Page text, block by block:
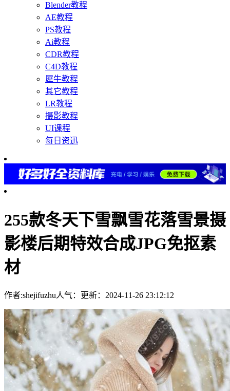
Blender教程
AE教程
PS教程
Ai教程
CDR教程
C4D教程
犀牛教程
其它教程
LR教程
摄影教程
UI课程
每日资迅
255款冬天下雪飘雪花落雪景摄
影楼后期特效合成JPG免抠素
材
作者:shejifuzhu人气： 更新：2024-11-26 23:12:12